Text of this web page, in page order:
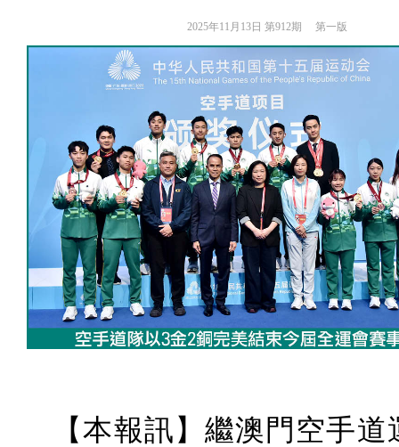
2025年11月13日 第912期 第一版
【本報訊】繼澳門空手